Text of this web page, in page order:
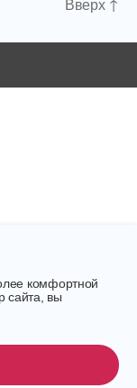
комфортной
сайта, вы